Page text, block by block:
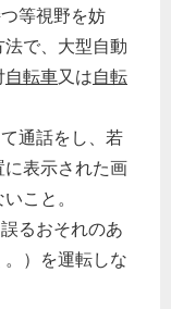
等視野を妨
で、大型自動
自転車又は自転
通話をし、若
に表示された画
こと。
るおそれのあ
）を運転しな